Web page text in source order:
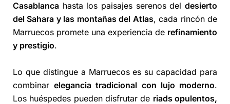
Casablanca hasta los paisajes serenos del desierto
del Sahara y las montañas del Atlas, cada rincón de
Marruecos promete una experiencia de refinamiento
y prestigio.
Lo que distingue a Marruecos es su capacidad para
combinarelegancia tradicional con lujo moderno.
Los huéspedes pueden disfrutar de riads opulentos,